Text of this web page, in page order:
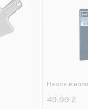
Немає в
49.99 ₴